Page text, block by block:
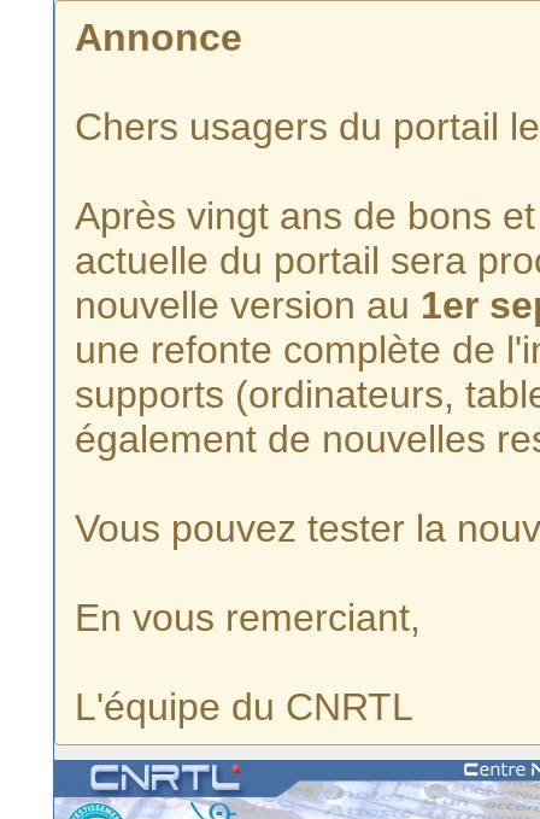
Annonce
Chers usagers du portail
Après vingt ans de bons
actuelle du portail sera
nouvelle version au 1er
une refonte complète de
supports (ordinateurs,
également de nouvelles
Vous pouvez tester la
En vous remerciant,
L'équipe du CNRTL